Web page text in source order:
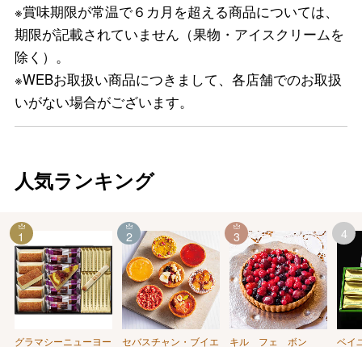
※賞味期限が常温で６カ月を超える商品については、
期限が記載されていません（果物・アイスクリームを
除く）。
※WEBお取扱い商品につきまして、各店舗でのお取扱
いがない場合がございます。
人気ランキング
グラマシーニューヨー
1
セバスチャン・ブイエ
2
キル フェ ボン
3
ベイ
4